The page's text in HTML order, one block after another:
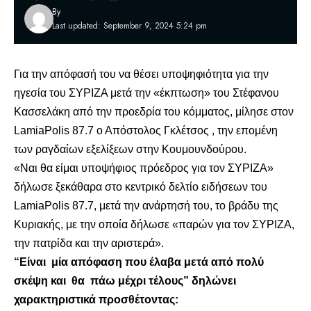
Last updated: September 9, 2024 5:24 pm
By
Για την απόφασή του να θέσει υποψηφιότητα για την
ηγεσία του ΣΥΡΙΖΑ μετά την «έκπτωση» του Στέφανου
Κασσελάκη από την προεδρία του κόμματος, μίλησε στον
LamiaPolis 87.7 οΑπόστολος Γκλέτσος , την επομένη
των ραγδαίων εξελίξεων στην Κουμουνδούρου.
«Ναι θα είμαι υποψήφιος πρόεδρος για τον ΣΥΡΙΖΑ»
δήλωσε ξεκάθαρα στο κεντρικό δελτίο ειδήσεων του
LamiaPolis 87.7, μετά την ανάρτησή του, το βράδυ της
Κυριακής, με την οποία δήλωσε «παρών για τον ΣΥΡΙΖΑ,
την πατρίδα και την αριστερά».
“Είναι μία απόφαση που έλαβα μετά από πολύ
σκέψη και θα πάω μέχρι τέλους” δηλώνει
χαρακτηριστικά προσθέτοντας: